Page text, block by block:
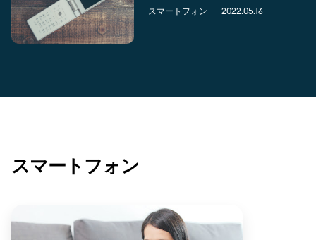
スマートフォン 2022.05.16
スマートフォン